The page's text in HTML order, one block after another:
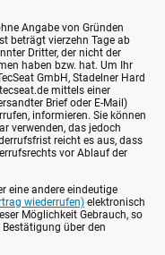
Angabe von Gründen
beträgt vierzehn Tage ab
Dritter, der nicht der
haben bzw. hat. Um Ihr
GmbH, Stadelner Hard
mittels einer
Brief oder E-Mail)
informieren. Sie können
verwenden, das jedoch
reicht es aus, dass
vor Ablauf der
eine andere eindeutige
wiederrufen) elektronisch
Möglichkeit Gebrauch, so
über den